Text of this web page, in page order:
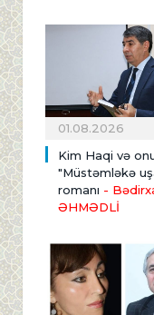
01.08.2026
Kim Haqi və
"Müstəmləkə
romanı -
ƏHMƏDLİ